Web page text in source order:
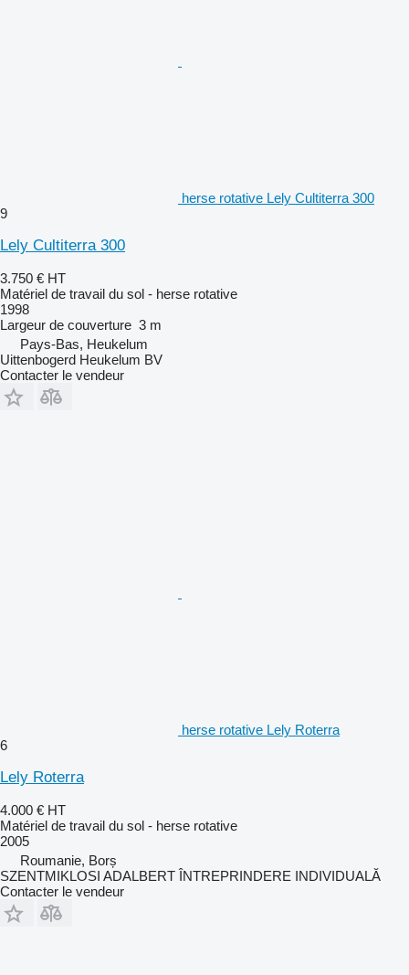
herse rotative Lely Cultiterra 300
9
Lely Cultiterra 300
3.750 € HT
Matériel de travail du sol - herse rotative
1998
Largeur de couverture 3 m
Pays-Bas, Heukelum
Uittenbogerd Heukelum BV
Contacter le vendeur
herse rotative Lely Roterra
6
Lely Roterra
4.000 € HT
Matériel de travail du sol - herse rotative
2005
Roumanie, Borș
SZENTMIKLOSI ADALBERT ÎNTREPRINDERE INDIVIDUALĂ
Contacter le vendeur